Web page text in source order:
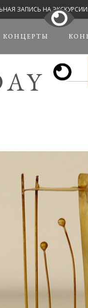
ЗАПИСЬ НА ЭКСКУРСИИ:
КОНЦЕРТЫ